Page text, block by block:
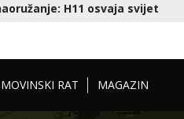
H11 osvaja svijet
RAT MAGAZIN